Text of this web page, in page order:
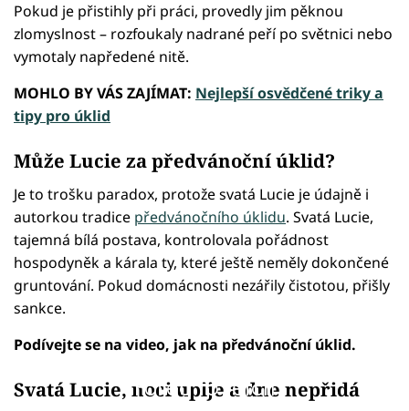
Pokud je přistihly při práci, provedly jim pěknou
zlomyslnost – rozfoukaly nadrané peří po světnici nebo
vymotaly napředené nitě.
MOHLO BY VÁS ZAJÍMAT: Nejlepší osvědčené triky a
tipy pro úklid
Může Lucie za předvánoční úklid?
Je to trošku paradox, protože svatá Lucie je údajně i
autorkou tradice předvánočního úklidu. Svatá Lucie,
tajemná bílá postava, kontrolovala pořádnost
hospodyněk a kárala ty, které ještě neměly dokončené
gruntování. Pokud domácnosti nezářily čistotou, přišly
sankce.
Podívejte se na video, jak na předvánoční úklid.
Failed to fetch
Svatá Lucie, noci upije a dne nepřidá